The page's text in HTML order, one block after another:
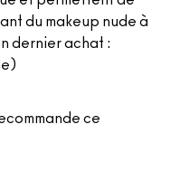
du makeup nude à
dernier achat :
ce